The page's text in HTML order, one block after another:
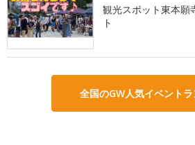
観光スポット東本願
ト
全国のGW人気イベント